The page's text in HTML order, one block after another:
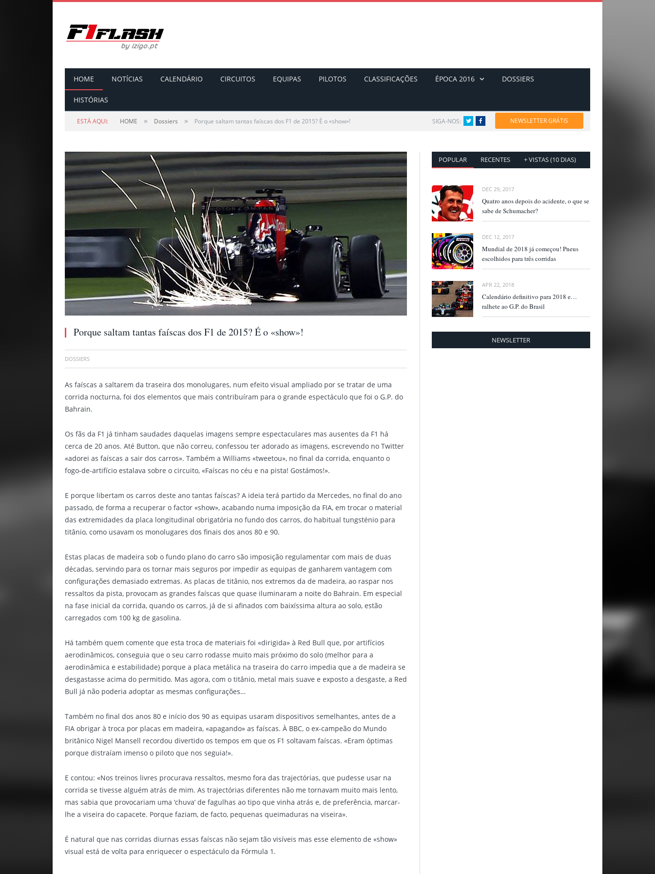
HOME NOTÍCIAS CALENDÁRIO CIRCUITOS EQUIPAS PILOTOS CLASSIFICAÇÕES ÉPOCA 2016 DOSSIERS
HISTÓRIAS
ESTÁ AQUI: HOME » Dossiers » Porque saltam tantas faíscas dos F1 de 2015? É o «show»! SIGA-NOS: TwitterFacebook NEWSLETTER GRÁTIS
Porque saltam tantas faíscas dos F1 de 2015? É o «show»!
DOSSIERS
As faíscas a saltarem da traseira dos monolugares, num efeito visual ampliado por se tratar de uma
corrida nocturna, foi dos elementos que mais contribuíram para o grande espectáculo que foi o G.P. do
Bahrain.
Os fãs da F1 já tinham saudades daquelas imagens sempre espectaculares mas ausentes da F1 há
cerca de 20 anos. Até Button, que não correu, confessou ter adorado as imagens, escrevendo no Twitter
«adorei as faíscas a sair dos carros». Também a Williams «tweetou», no final da corrida, enquanto o
fogo-de-artifício estalava sobre o circuito, «Faíscas no céu e na pista! Gostámos!».
E porque libertam os carros deste ano tantas faíscas? A ideia terá partido da Mercedes, no final do ano
passado, de forma a recuperar o factor «show», acabando numa imposição da FIA, em trocar o material
das extremidades da placa longitudinal obrigatória no fundo dos carros, do habitual tungsténio para
titânio, como usavam os monolugares dos finais dos anos 80 e 90.
Estas placas de madeira sob o fundo plano do carro são imposição regulamentar com mais de duas
décadas, servindo para os tornar mais seguros por impedir as equipas de ganharem vantagem com
configurações demasiado extremas. As placas de titânio, nos extremos da de madeira, ao raspar nos
ressaltos da pista, provocam as grandes faíscas que quase iluminaram a noite do Bahrain. Em especial
na fase inicial da corrida, quando os carros, já de si afinados com baixíssima altura ao solo, estão
carregados com 100 kg de gasolina.
Há também quem comente que esta troca de materiais foi «dirigida» à Red Bull que, por artifícios
aerodinâmicos, conseguia que o seu carro rodasse muito mais próximo do solo (melhor para a
aerodinâmica e estabilidade) porque a placa metálica na traseira do carro impedia que a de madeira se
desgastasse acima do permitido. Mas agora, com o titânio, metal mais suave e exposto a desgaste, a Red
Bull já não poderia adoptar as mesmas configurações…
Também no final dos anos 80 e início dos 90 as equipas usaram dispositivos semelhantes, antes de a
FIA obrigar à troca por placas em madeira, «apagando» as faíscas. À BBC, o ex-campeão do Mundo
britânico Nigel Mansell recordou divertido os tempos em que os F1 soltavam faíscas. «Eram óptimas
porque distraíam imenso o piloto que nos seguia!».
E contou: «Nos treinos livres procurava ressaltos, mesmo fora das trajectórias, que pudesse usar na
corrida se tivesse alguém atrás de mim. As trajectórias diferentes não me tornavam muito mais lento,
mas sabia que provocariam uma ‘chuva’ de fagulhas ao tipo que vinha atrás e, de preferência, marcar-
lhe a viseira do capacete. Porque faziam, de facto, pequenas queimaduras na viseira».
É natural que nas corridas diurnas essas faíscas não sejam tão visíveis mas esse elemento de «show»
visual está de volta para enriquecer o espectáculo da Fórmula 1.
POPULAR RECENTES + VISTAS (10 DIAS)
DEC 29, 2017
Quatro anos depois do acidente, o que se
sabe de Schumacher?
DEC 12, 2017
Mundial de 2018 já começou! Pneus
escolhidos para três corridas
APR 22, 2018
Calendário definitivo para 2018 e…
ralhete ao G.P. do Brasil
NEWSLETTER